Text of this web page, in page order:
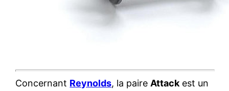
Concernant Reynolds, la paire Attack est un